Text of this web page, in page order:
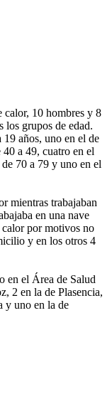
calor, 10 hombres y 8
los grupos de edad.
19 años, uno en el de
a 49, cuatro en el
70 a 79 y uno en el
mientras trabajaban
en una nave
por motivos no
y en los otros 4
en el Área de Salud
2 en la de Plasencia,
y uno en la de